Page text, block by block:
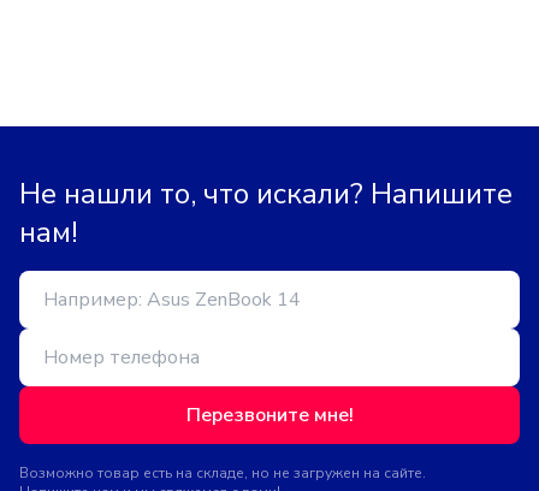
Не нашли то, что искали? Напишите
нам!
Перезвоните мне!
Возможно товар есть на складе, но не загружен на сайте.